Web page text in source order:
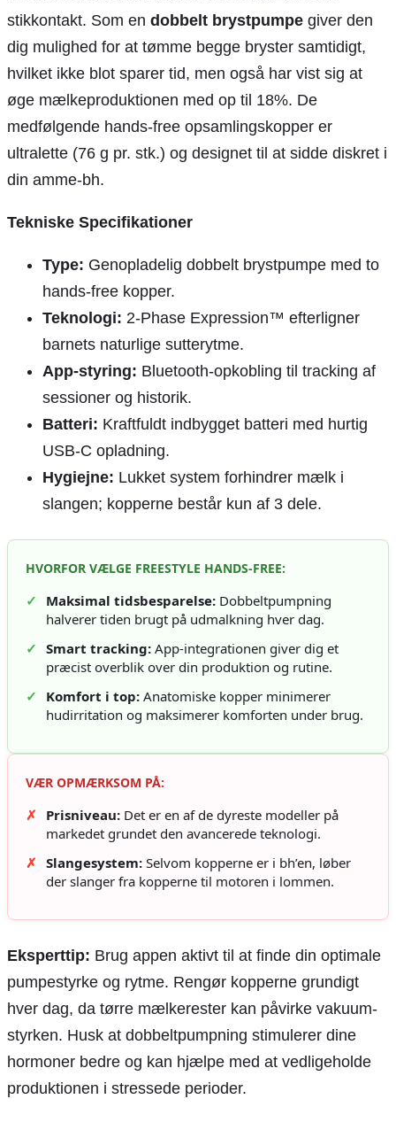
stikkontakt. Som en dobbelt brystpumpe giver den
dig mulighed for at tømme begge bryster samtidigt,
hvilket ikke blot sparer tid, men også har vist sig at
øge mælkeproduktionen med op til 18%. De
medfølgende hands-free opsamlingskopper er
ultralette (76 g pr. stk.) og designet til at sidde diskret i
din amme-bh.
Tekniske Specifikationer
Type: Genopladelig dobbelt brystpumpe med to
hands-free kopper.
Teknologi: 2-Phase Expression™ efterligner
barnets naturlige sutterytme.
App-styring: Bluetooth-opkobling til tracking af
sessioner og historik.
Batteri: Kraftfuldt indbygget batteri med hurtig
USB-C opladning.
Hygiejne: Lukket system forhindrer mælk i
slangen; kopperne består kun af 3 dele.
HVORFOR VÆLGE FREESTYLE HANDS-FREE:
✓ Maksimal tidsbesparelse: Dobbeltpumpning
halverer tiden brugt på udmalkning hver dag.
✓ Smart tracking: App-integrationen giver dig et
præcist overblik over din produktion og rutine.
✓
Komfort i top: Anatomiske kopper minimerer
hudirritation og maksimerer komforten under brug.
VÆR OPMÆRKSOM PÅ:
✗ Prisniveau: Det er en af de dyreste modeller på
markedet grundet den avancerede teknologi.
✗ Slangesystem: Selvom kopperne er i bh’en, løber
der slanger fra kopperne til motoren i lommen.
Eksperttip: Brug appen aktivt til at finde din optimale
pumpestyrke og rytme. Rengør kopperne grundigt
hver dag, da tørre mælkerester kan påvirke vakuum-
styrken. Husk at dobbeltpumpning stimulerer dine
hormoner bedre og kan hjælpe med at vedligeholde
produktionen i stressede perioder.